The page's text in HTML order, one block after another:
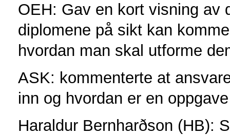
OEH: Gav en kort visning av
diplomene på sikt kan
hvordan man skal utforme
ASK: kommenterte at
inn og hvordan er en
Haraldur Bernharðson (HB):